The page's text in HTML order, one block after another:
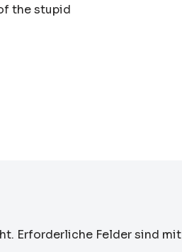
the stupid
Erforderliche Felder sind mit